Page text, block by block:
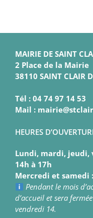
MAIRIE DE SAINT
2 Place de la Mairie
38110 SAINT CLAIR
Tél : 04 74 97 14 53
Mail :
HEURES
Lundi, mardi, jeudi,
14h à 17h
Mercredi et samedi
Pendant le mois
d’accueil et sera
vendredi 14.